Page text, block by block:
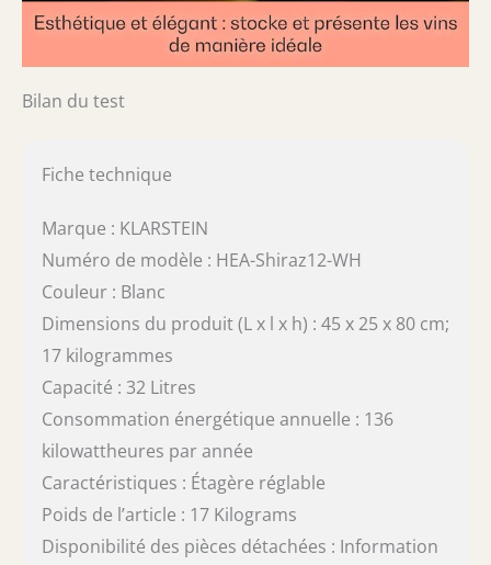
Bilan du test
Fiche technique
Marque : KLARSTEIN
Numéro de modèle : HEA-Shiraz12-WH
Couleur : Blanc
Dimensions du produit (L x l x h) : 45 x 25 x 80 cm;
17 kilogrammes
Capacité : 32 Litres
Consommation énergétique annuelle : 136
kilowattheures par année
Caractéristiques : Étagère réglable
Poids de l’article : 17 Kilograms
Disponibilité des pièces détachées : Information